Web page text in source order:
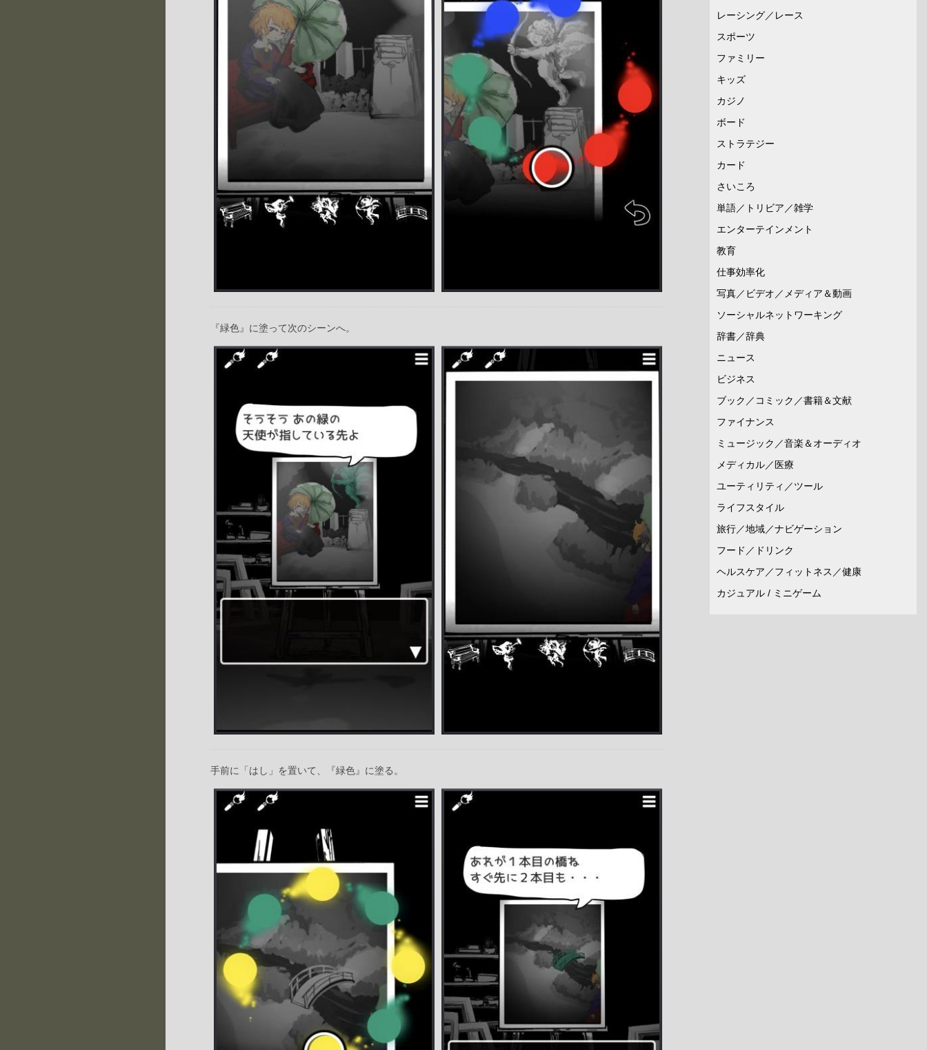
『緑色』に塗って次のシーンへ。
手前に「はし」を置いて、『緑色』に塗る。
レーシング／レース
スポーツ
ファミリー
キッズ
カジノ
ボード
ストラテジー
カード
さいころ
単語／トリビア／雑学
エンターテインメント
教育
仕事効率化
写真／ビデオ／メディア＆動画
ソーシャルネットワーキング
辞書／辞典
ニュース
ビジネス
ブック／コミック／書籍＆文献
ファイナンス
ミュージック／音楽＆オーディオ
メディカル／医療
ユーティリティ／ツール
ライフスタイル
旅行／地域／ナビゲーション
フード／ドリンク
ヘルスケア／フィットネス／健康
カジュアル / ミニゲーム